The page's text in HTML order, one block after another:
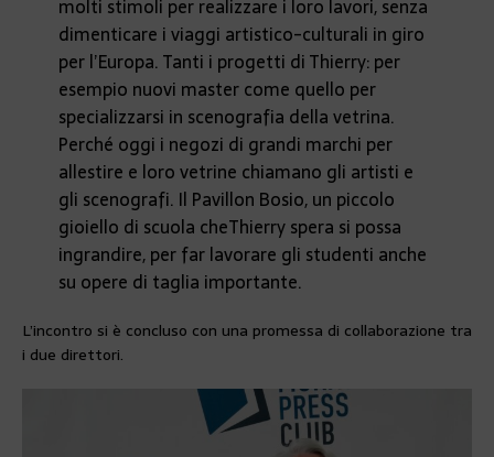
molti stimoli per realizzare i loro lavori, senza
dimenticare i viaggi artistico-culturali in giro
per l’Europa. Tanti i progetti di Thierry: per
esempio nuovi master come quello per
specializzarsi in scenografia della vetrina.
Perché oggi i negozi di grandi marchi per
allestire e loro vetrine chiamano gli artisti e
gli scenografi. Il Pavillon Bosio, un piccolo
gioiello di scuola cheThierry spera si possa
ingrandire, per far lavorare gli studenti anche
su opere di taglia importante.
L’incontro si è concluso con una promessa di collaborazione tra
i due direttori.